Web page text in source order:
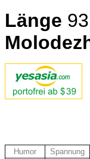
Länge 93
Humor Spannung